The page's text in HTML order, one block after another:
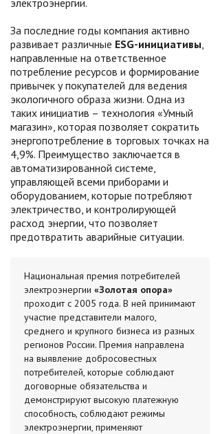
электроэнергии.
За последние годы компания активно
развивает различные ESG-инициативы,
направленные на ответственное
потребление ресурсов и формирование
привычек у покупателей для ведения
экологичного образа жизни. Одна из
таких инициатив – технология «Умный
магазин», которая позволяет сократить
энергопотребление в торговых точках на
4,9%. Преимущество заключается в
автоматизированной системе,
управляющей всеми приборами и
оборудованием, которые потребляют
электричество, и контролирующей
расход энергии, что позволяет
предотвратить аварийные ситуации.
Национальная премия потребителей
электроэнергии «Золотая опора»
проходит с 2005 года. В ней принимают
участие представители малого,
среднего и крупного бизнеса из разных
регионов России. Премия направлена
на выявление добросовестных
потребителей, которые соблюдают
договорные обязательства и
демонстрируют высокую платежную
способность, соблюдают режимы
электроэнергии, применяют